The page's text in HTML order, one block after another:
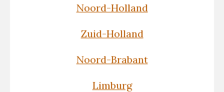
Noord-Holland
Zuid-Holland
Noord-Brabant
Limburg